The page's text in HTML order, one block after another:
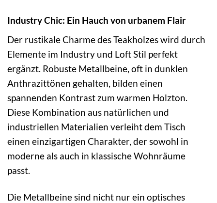
Industry Chic: Ein Hauch von urbanem Flair
Der rustikale Charme des Teakholzes wird durch
Elemente im Industry und Loft Stil perfekt
ergänzt. Robuste Metallbeine, oft in dunklen
Anthrazittönen gehalten, bilden einen
spannenden Kontrast zum warmen Holzton.
Diese Kombination aus natürlichen und
industriellen Materialien verleiht dem Tisch
einen einzigartigen Charakter, der sowohl in
moderne als auch in klassische Wohnräume
passt.
Die Metallbeine sind nicht nur ein optisches